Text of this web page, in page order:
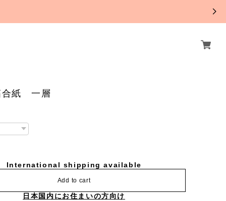
紙 一層
International shipping available
Add to cart
日本国内にお住まいの方向け